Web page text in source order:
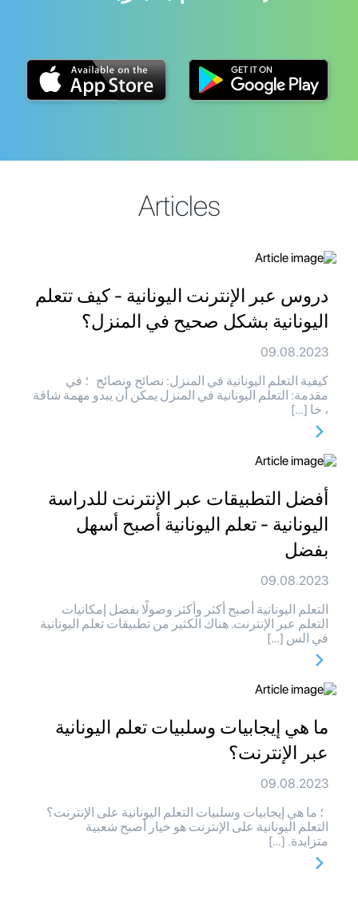
Articles
دروس عبر الإنترنت اليونانية - كيف تتعلم
اليونانية بشكل صحيح في المنزل؟
09.08.2023
كيفية التعلم اليونانية في المنزل: نصائح ونصائح ؛ في
مقدمة: التعلم اليونانية في المنزل يمكن أن يبدو مهمة شاقة
، خا […]
أفضل التطبيقات عبر الإنترنت للدراسة
اليونانية - تعلم اليونانية أصبح أسهل
بفضل
09.08.2023
التعلم اليونانية أصبح أكثر وأكثر وصولًا بفضل إمكانيات
التعلم عبر الإنترنت. هناك الكثير من تطبيقات تعلم اليونانية
في الس […]
ما هي إيجابيات وسلبيات تعلم اليونانية
عبر الإنترنت؟
09.08.2023
؛ ما هي إيجابيات وسلبيات التعلم اليونانية على الإنترنت؟
التعلم اليونانية على الإنترنت هو خيار أصبح شعبية
متزايدة. […]